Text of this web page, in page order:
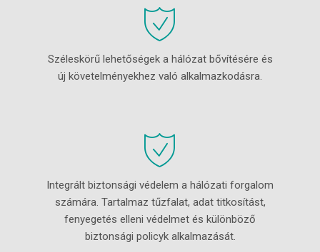
Széleskörű lehetőségek a hálózat bővítésére és
új követelményekhez való alkalmazkodásra.
Integrált biztonsági védelem a hálózati forgalom
számára. Tartalmaz tűzfalat, adat titkosítást,
fenyegetés elleni védelmet és különböző
biztonsági policyk alkalmazását.